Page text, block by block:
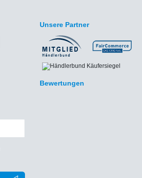
Unsere Partner
Bewertungen